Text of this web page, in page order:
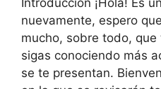
Introducción ¡Hola! Es
nuevamente, espero
mucho, sobre todo,
sigas conociendo más
se te presentan.